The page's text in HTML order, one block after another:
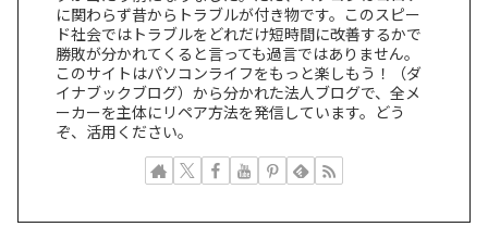
に関わらず昔からトラブルが付き物です。このスピー
ド社会ではトラブルをどれだけ短時間に改善するかで
勝敗が分かれてくると言っても過言ではありません。
このサイトはパソコンライフをもっと楽しもう！（ダ
イナブックブログ）から分かれた法人ブログで、全メ
ーカーを主体にリペア方法を発信しています。どう
ぞ、活用ください。